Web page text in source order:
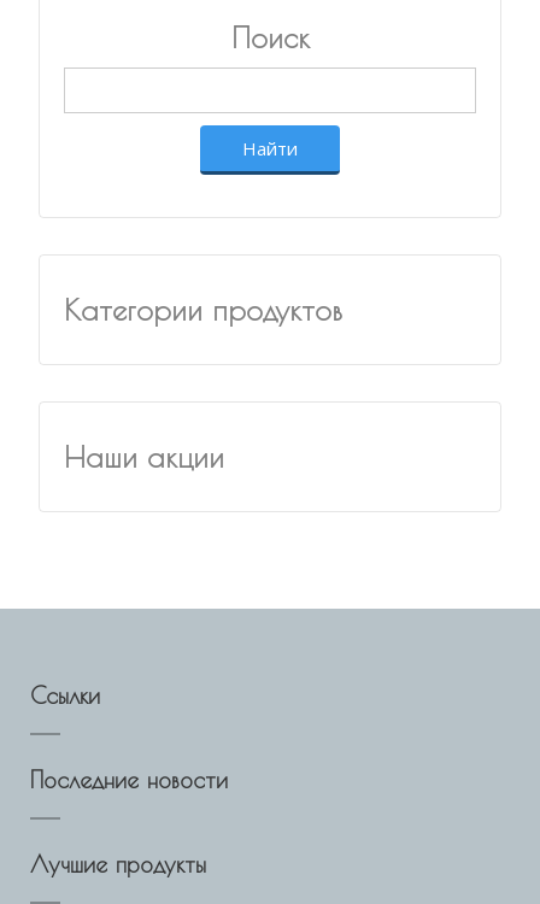
Поиск
Категории продуктов
Наши акции
Ссылки
Последние новости
Лучшие продукты